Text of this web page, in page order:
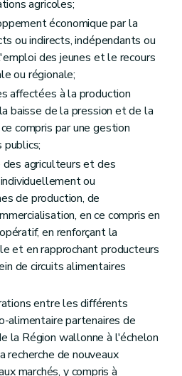
centres de formation
des centres de formation
associations d'hobbyistes
d'accompagnement de l'agriculteur
de remplacement de l'agriculteur
agricoles;
économique par la
ou indirects, indépendants ou
des jeunes et le recours
ou régionale;
affectées à la production
baisse de la pression et de la
compris par une gestion
publics;
agriculteurs et des
ou
de production, de
en ce compris en
en renforçant la
et en rapprochant producteurs
de circuits alimentaires
entre les différents
alimentaire partenaires de
la Région wallonne à l'échelon
recherche de nouveaux
marchés, y compris à